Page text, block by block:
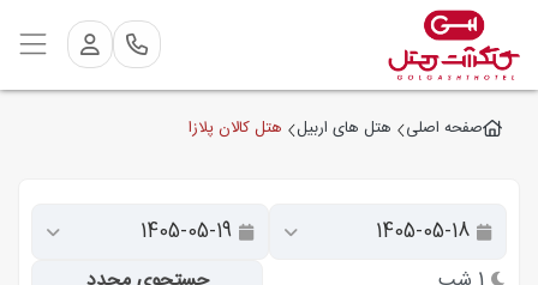
صفحه اصلی هتل های اربیل هتل کالان پلازا